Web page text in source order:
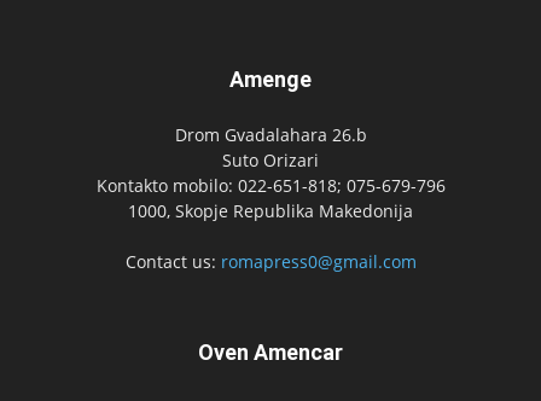
Amenge
Drom Gvadalahara 26.b
Suto Orizari
Kontakto mobilo: 022-651-818; 075-679-796
1000, Skopje Republika Makedonija
Contact us: romapress0@gmail.com
Oven Amencar